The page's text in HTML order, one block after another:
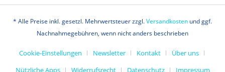
* Alle Preise inkl. gesetzl. Mehrwertsteuer zzgl.Versandkosten und ggf.
Nachnahmegebühren, wenn nicht anders beschrieben
Cookie-Einstellungen Newsletter Kontakt
Über uns
Nützliche Apps
Widerrufsrecht Datenschutz
Impressum